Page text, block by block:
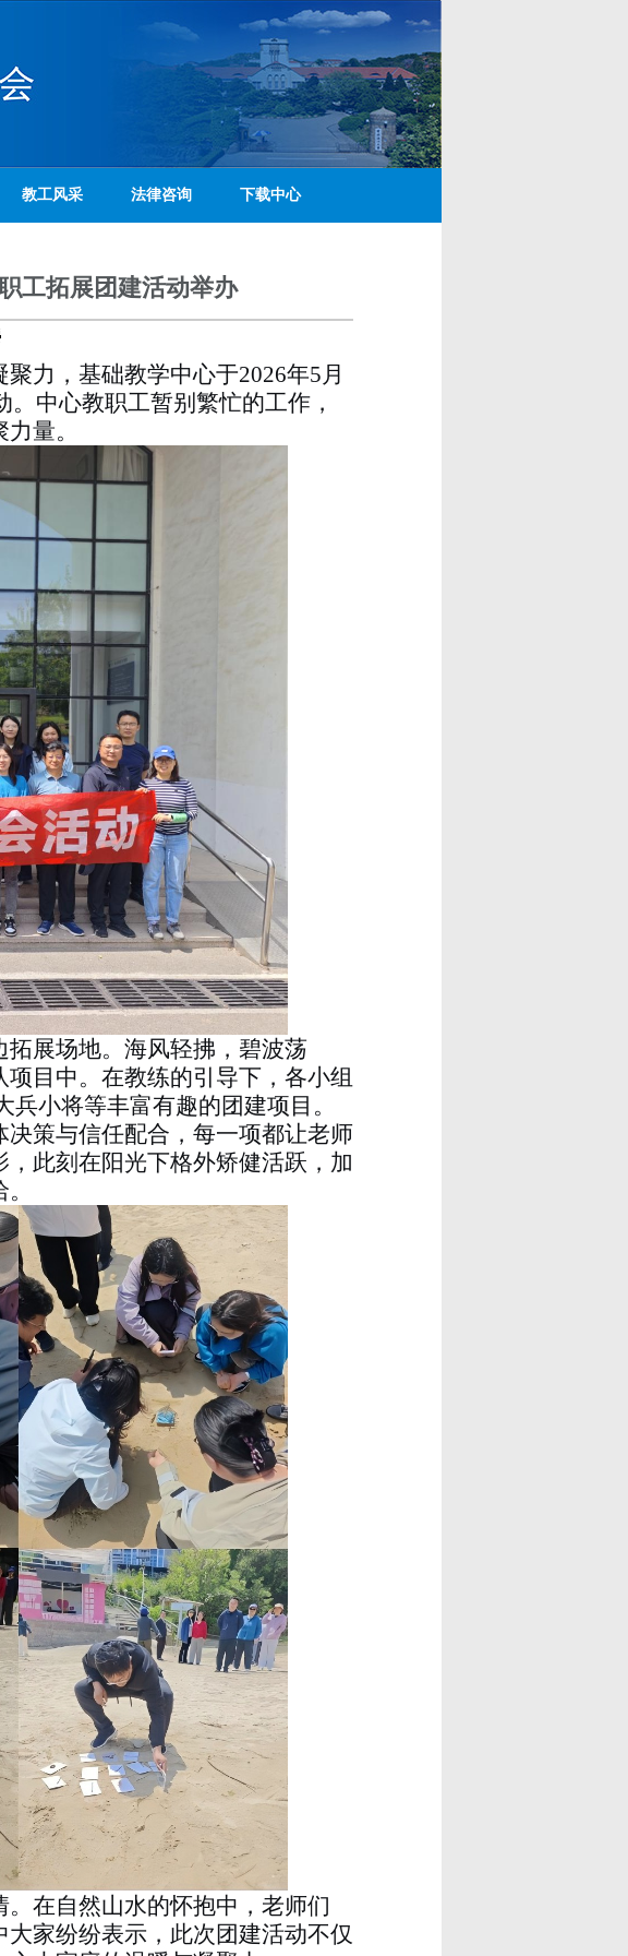
教工风采 法律咨询 下载中心
工拓展团建活动举办
聚力，基础教学中心于2026年5月
中心教职工暂别繁忙的工作，
量。
展场地。海风轻拂，碧波荡
目中。在教练的引导下，各小组
兵小将等丰富有趣的团建项目。
策与信任配合，每一项都让老师
此刻在阳光下格外矫健活跃，加
在自然山水的怀抱中，老师们
家纷纷表示，此次团建活动不仅